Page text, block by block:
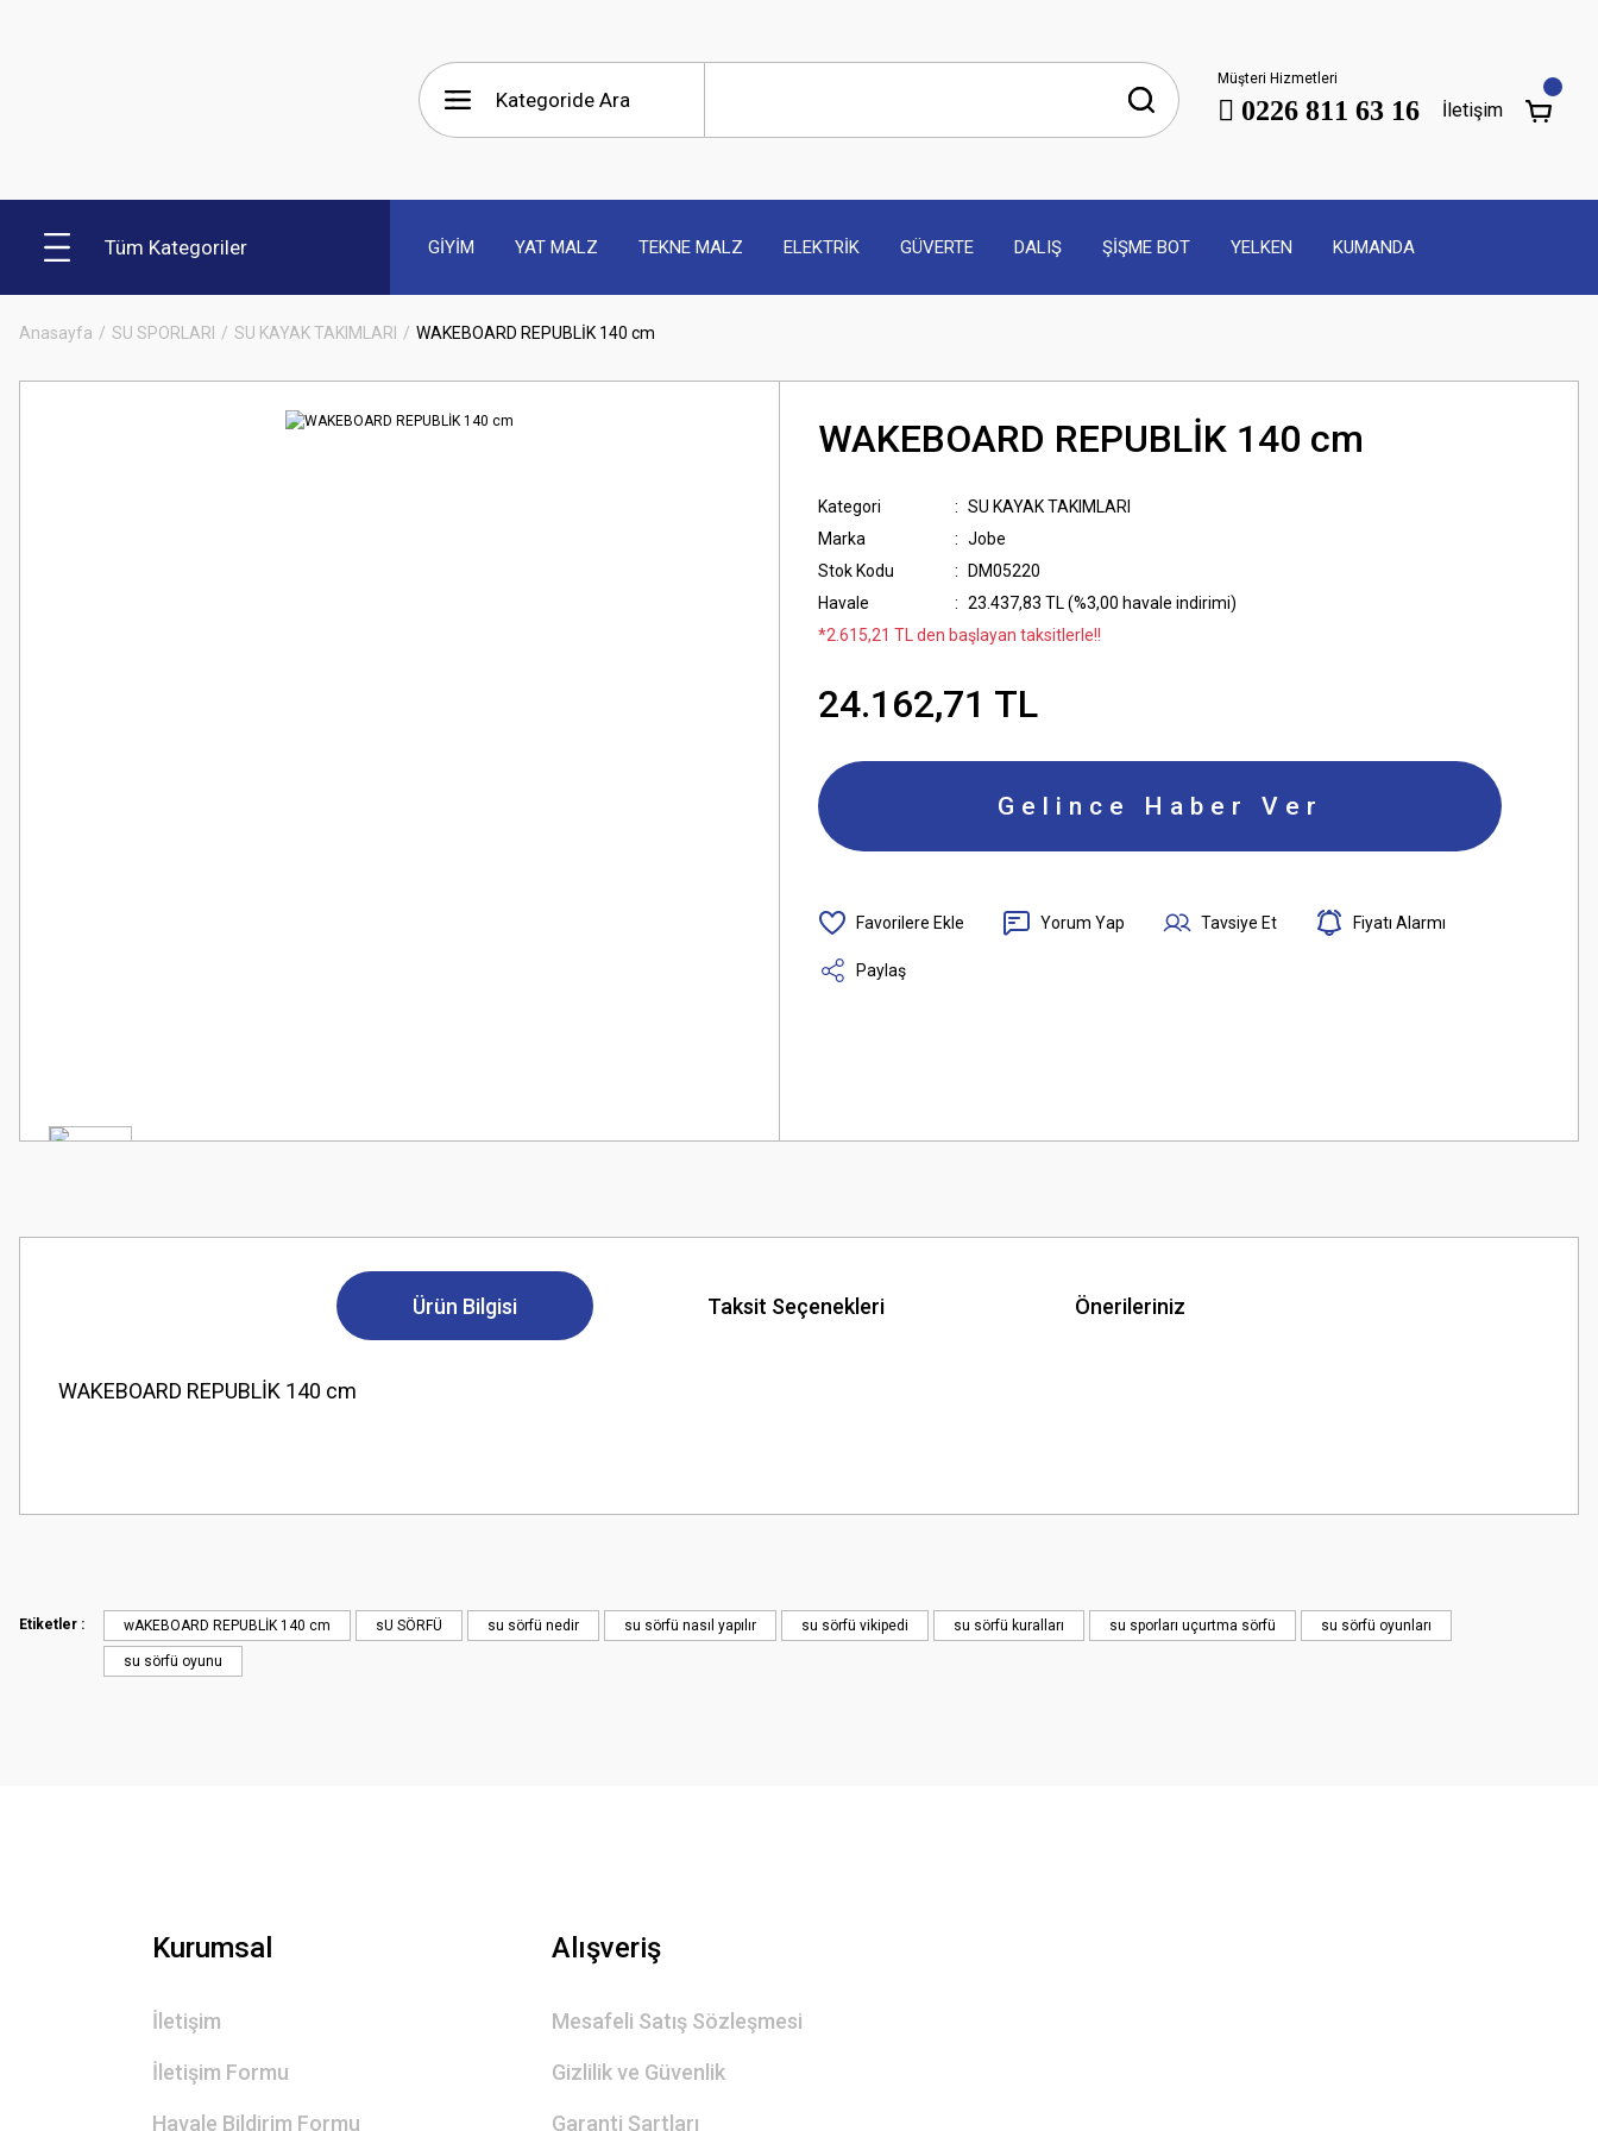
Müşteri Hizmetleri
0226 811 63 16 İletişim
Tüm Kategoriler GİYİM YAT MALZ TEKNE MALZ ELEKTRİK GÜVERTE DALIŞ ŞİŞME BOT YELKEN KUMANDA
Anasayfa SU SPORLARI SU KAYAK TAKIMLARI WAKEBOARD REPUBLİK 140 cm
WAKEBOARD REPUBLİK 140 cm
Kategori
SU KAYAK TAKIMLARI
Marka
Jobe
Stok Kodu
DM05220
Havale
23.437,83 TL (%3,00 havale indirimi)
*2.615,21 TL den başlayan taksitlerle!!
24.162,71 TL
Gelince Haber Ver
Yorum Yap Tavsiye Et Fiyatı Alarmı
Paylaş
Ürün Bilgisi Taksit Seçenekleri Önerileriniz
WAKEBOARD REPUBLİK 140 cm
Görüş ve önerileriniz için teşekkür ederiz.
Ürün bilgilerinde hatalar bulunuyor.
Ürün fiyatı diğer sitelerden daha pahalı.
Etiketler : wAKEBOARD REPUBLİK 140 cm sU SÖRFÜ su sörfü nedir su sörfü nasıl yapılır su sörfü vikipedi su sörfü kuralları su sporları uçurtma sörfü su sörfü oyunları
su sörfü oyunu
Kurumsal
İletişim
İletişim Formu
Havale Bildirim Formu
Alışveriş
Mesafeli Satış Sözleşmesi
Gizlilik ve Güvenlik
Garanti Şartları